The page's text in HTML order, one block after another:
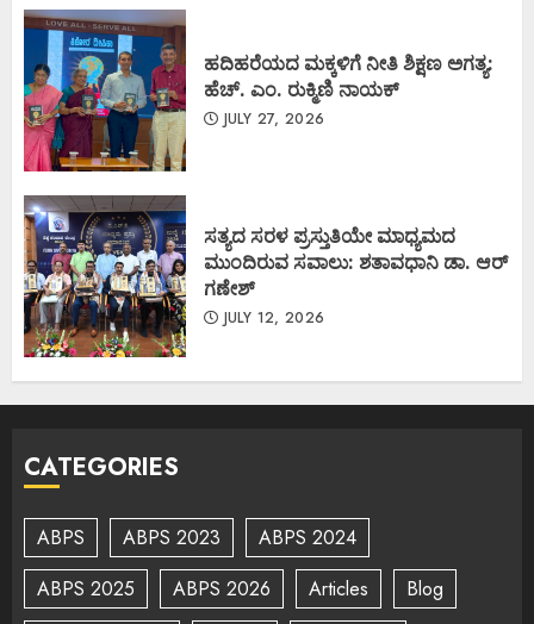
ಹದಿಹರೆಯದ ಮಕ್ಕಳಿಗೆ ನೀತಿ ಶಿಕ್ಷಣ ಅಗತ್ಯ:
ಹೆಚ್. ಎಂ. ರುಕ್ಮಿಣಿ ನಾಯಕ್
JULY 27, 2026
ಸತ್ಯದ ಸರಳ ಪ್ರಸ್ತುತಿಯೇ ಮಾಧ್ಯಮದ
ಮುಂದಿರುವ ಸವಾಲು: ಶತಾವಧಾನಿ ಡಾ. ಆರ್
ಗಣೇಶ್
JULY 12, 2026
CATEGORIES
ABPS ABPS 2023
ABPS 2024
ABPS 2025
ABPS 2026 Articles
Blog